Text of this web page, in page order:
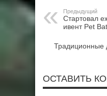
Предыдущий
Стартовал
ивент Pet
Традиционные
ОСТАВИТЬ